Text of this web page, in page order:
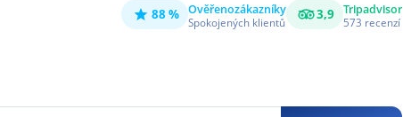
88 % Ověřenozákazníky
Spokojených klientů 3,9 Tripadvisor
573 recenzí